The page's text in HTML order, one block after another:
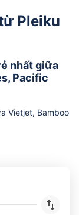
Pleiku
nhất giữa
Pacific
Vietjet, Bamboo